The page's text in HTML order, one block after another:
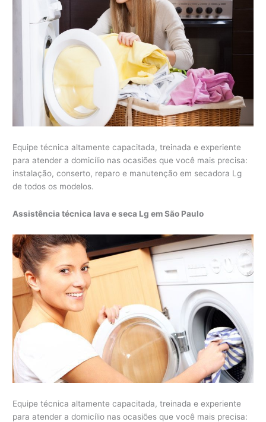
Equipe técnica altamente capacitada, treinada e experiente
para atender a domicílio nas ocasiões que você mais precisa:
instalação, conserto, reparo e manutenção em secadora Lg
de todos os modelos.
Assistência técnica lava e seca Lg em São Paulo
Equipe técnica altamente capacitada, treinada e experiente
para atender a domicílio nas ocasiões que você mais precisa: